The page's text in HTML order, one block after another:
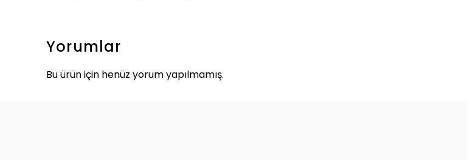
Yorumlar
Bu ürün için henüz yorum yapılmamış.